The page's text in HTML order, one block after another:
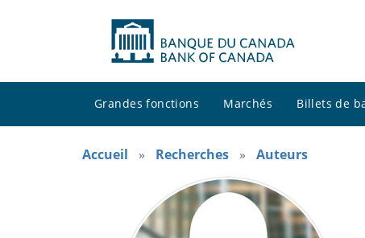
Grandes fonctions Marchés Billets de
Accueil Recherches Auteurs